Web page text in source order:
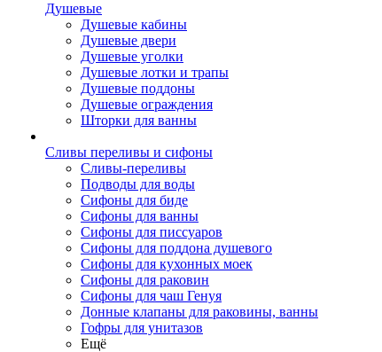
Душевые
Душевые кабины
Душевые двери
Душевые уголки
Душевые лотки и трапы
Душевые поддоны
Душевые ограждения
Шторки для ванны
Сливы переливы и сифоны
Сливы-переливы
Подводы для воды
Сифоны для биде
Сифоны для ванны
Сифоны для писсуаров
Сифоны для поддона душевого
Сифоны для кухонных моек
Сифоны для раковин
Сифоны для чаш Генуя
Донные клапаны для раковины, ванны
Гофры для унитазов
Ещё